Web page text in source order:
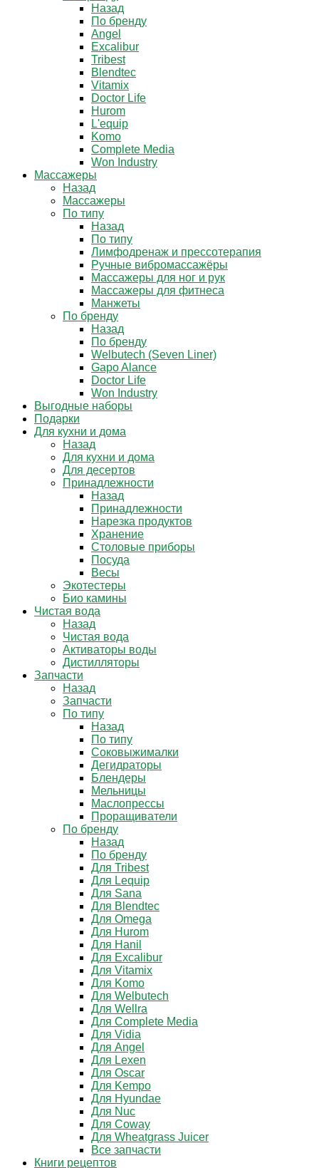
Назад
По бренду
Angel
Excalibur
Tribest
Blendtec
Vitamix
Doctor Life
Hurom
L'equip
Komo
Complete Media
Won Industry
Массажеры
Назад
Массажеры
По типу
Назад
По типу
Лимфодренаж и прессотерапия
Ручные вибромассажёры
Массажеры для ног и рук
Массажеры для фитнеса
Манжеты
По бренду
Назад
По бренду
Welbutech (Seven Liner)
Gapo Alance
Doctor Life
Won Industry
Выгодные наборы
Подарки
Для кухни и дома
Назад
Для кухни и дома
Для десертов
Принадлежности
Назад
Принадлежности
Нарезка продуктов
Хранение
Столовые приборы
Посуда
Весы
Экотестеры
Био камины
Чистая вода
Назад
Чистая вода
Активаторы воды
Дистилляторы
Запчасти
Назад
Запчасти
По типу
Назад
По типу
Соковыжималки
Дегидраторы
Блендеры
Мельницы
Маслопрессы
Проращиватели
По бренду
Назад
По бренду
Для Tribest
Для Lequip
Для Sana
Для Blendtec
Для Omega
Для Hurom
Для Hanil
Для Excalibur
Для Vitamix
Для Komo
Для Welbutech
Для Wellra
Для Complete Media
Для Vidia
Для Angel
Для Lexen
Для Oscar
Для Kempo
Для Hyundae
Для Nuc
Для Coway
Для Wheatgrass Juicer
Все запчасти
Книги рецептов